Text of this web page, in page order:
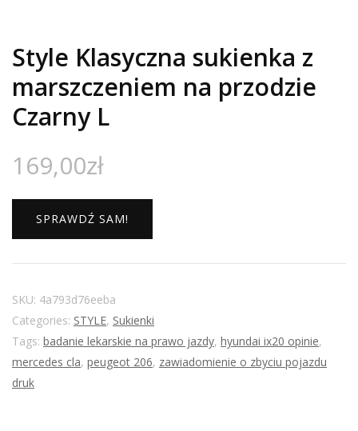
Style Klasyczna sukienka z
marszczeniem na przodzie
Czarny L
169,00zł
SPRAWDŹ SAM!
SKU: 4a793d76eeba
Categories: STYLE, Sukienki
Tags: badanie lekarskie na prawo jazdy, hyundai ix20 opinie,
mercedes cla, peugeot 206, zawiadomienie o zbyciu pojazdu
druk